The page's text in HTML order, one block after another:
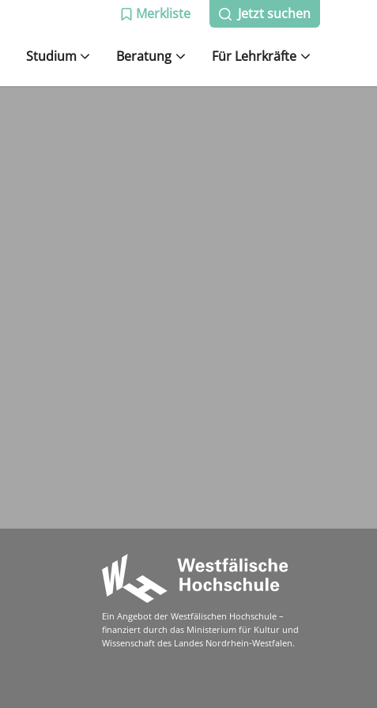
Merkliste Jetzt suchen
Studium Beratung Für Lehrkräfte
Ein Angebot der Westfälischen Hochschule –
finanziert durch das Ministerium für Kultur und
Wissenschaft des Landes Nordrhein-Westfalen.